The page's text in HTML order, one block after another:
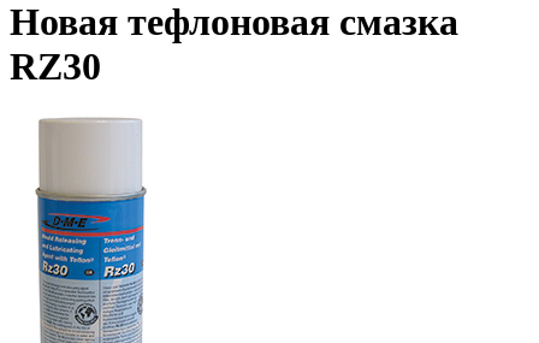
Новая тефлоновая смазка
RZ30